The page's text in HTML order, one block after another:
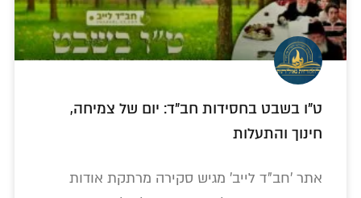
ט"ו בשבט בחסידות חב"ד: יום של צמיחה,
חינוך והתעלות
אתר 'חב"ד לייב' מגיש סקירה מרתקת אודות